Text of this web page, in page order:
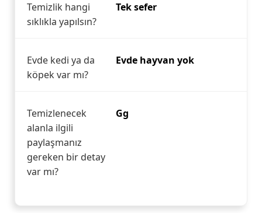
Temizlik hangi
sıklıkla yapılsın?
Tek sefer
Evde kedi ya da
köpek var mı?
Evde hayvan yok
Temizlenecek
alanla ilgili
paylaşmanız
gereken bir detay
var mı?
Gg